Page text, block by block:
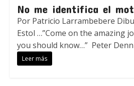
No me identifica el
Por Patricio Larrambebere
Estol …”Come on the amazing
you should know…” Peter
Leer más